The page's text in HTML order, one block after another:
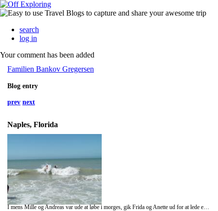
search
log in
Your comment has been added
Familien Bankov Gregersen
Blog entry
prev next
Naples, Florida
I mens Mille og Andreas var ude at løbe i morges, gik Frida og Anette ud for at lede efter morgenmad. Vi fandt en super, super flot dagligvarebutik, med de friskeste varer. Vi kom hjem med rundstykker, jordbær, bananer, vandmelon, blåbærmuffins, smoothies og kaffe. Dette blev spist udenfor og var nok den bedste morgenmad til nu, så ingen grund til at brokke sig over manglende morgenmad på hotellet. Vi kørte tidligt afsted til Marco Island. Vores erfaringer med øerne i USA, er at der er masser af trafik og svært at finde en parkeringsplads. For første gang, var der ikke kø over broen. Det var lidt svært at finde en parkeringsplads, men det gik til sidst. Marco Island er en meget flot ø med flotte strande, store flotte hoteller og flotte huse. Vi så delfiner svømme tæt på strandkanten, samlede muslingeskaller, badede i bølgerne og fik rigeligt med sol. Så nu sidst på aftenen er vi voksne røde og varme. Vi spiste hjemmelavet pasta og brød fra den gode købmand til aftensmad og gik en tur ind til byen og spiste en is til dessert. Aftenen blev sluttet af med Uno på sengen.